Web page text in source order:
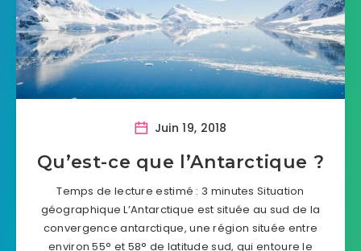
Juin 19, 2018
Qu’est-ce que l’Antarctique ?
Temps de lecture estimé : 3 minutes Situation
géographique L’Antarctique est située au sud de la
convergence antarctique, une région située entre
environ 55° et 58° de latitude sud, qui entoure le